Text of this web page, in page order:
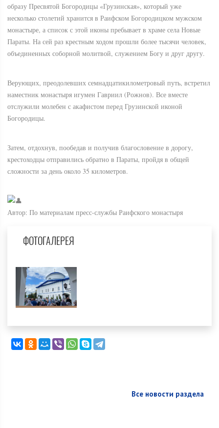
образу Пресвятой Богородицы «Грузинская», который уже
несколько столетий хранится в Раифском Богородицком мужском
монастыре, а список с этой иконы пребывает в храме села Новые
Параты. На сей раз крестным ходом прошли более тысячи человек,
объединенных соборной молитвой, служением Богу и друг другу.
Верующих, преодолевших семнадцатикилометровый путь, встретил
наместник монастыря игумен Гавриил (Рожнов). Все вместе
отслужили молебен с акафистом перед Грузинской иконой
Богородицы.
Затем, отдохнув, пообедав и получив благословение в дорогу,
крестоходцы отправились обратно в Параты, пройдя в общей
сложности за день около 35 километров.
Автор: По материалам пресс-службы Раифского монастыря
ФОТОГАЛЕРЕЯ
Все новости раздела